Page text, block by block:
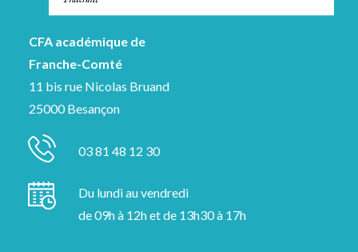
CFA académique de
Franche-Comté
11 bis rue Nicolas Bruand
25000 Besançon
03 81 48 12 30
Du lundi au vendredi
de 09h à 12h et de 13h30 à 17h